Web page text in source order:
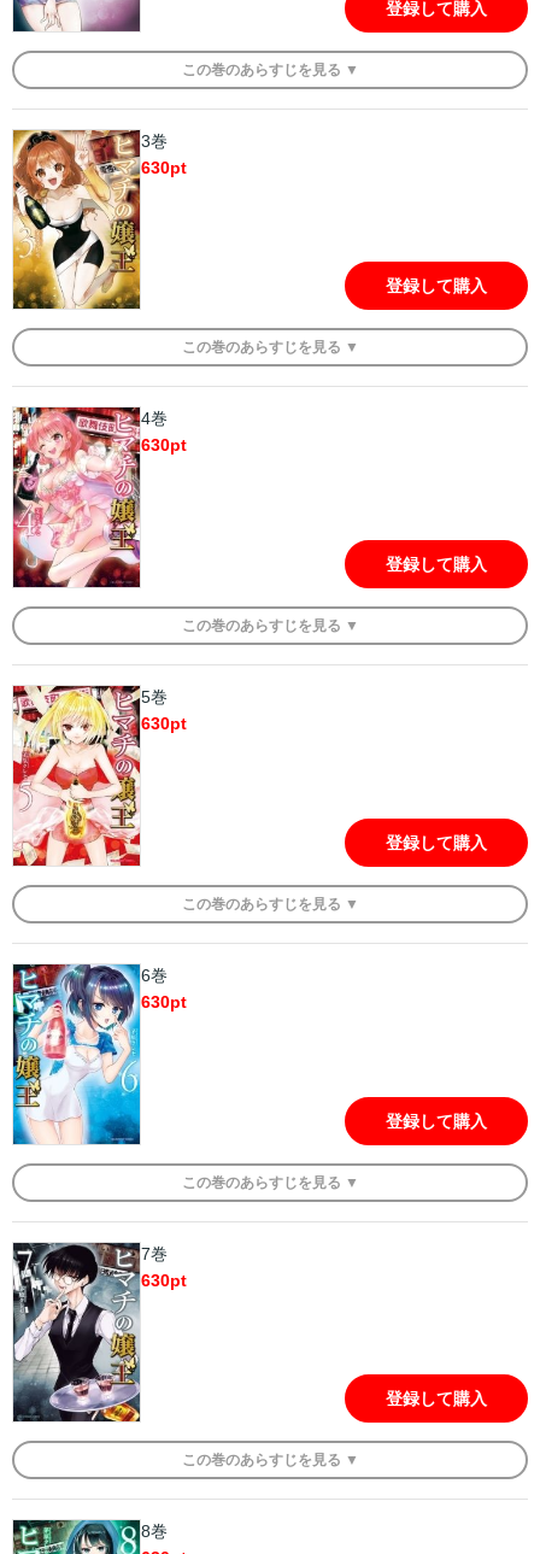
登録して購入
この巻のあらすじを 見る ▼
3巻
630pt
登録して購入
この巻のあらすじを 見る ▼
4巻
630pt
登録して購入
この巻のあらすじを 見る ▼
5巻
630pt
登録して購入
この巻のあらすじを 見る ▼
6巻
630pt
登録して購入
この巻のあらすじを 見る ▼
7巻
630pt
登録して購入
この巻のあらすじを 見る ▼
8巻